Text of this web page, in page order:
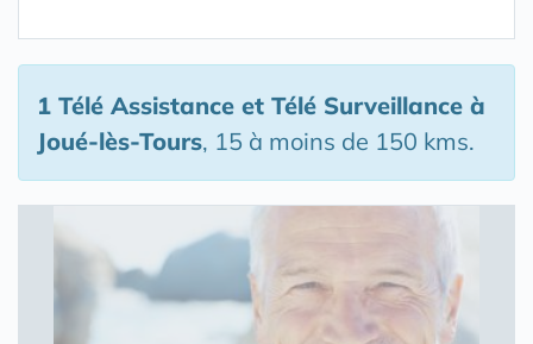
1 Télé Assistance et Télé Surveillance à
Joué-lès-Tours, 15 à moins de 150 kms.